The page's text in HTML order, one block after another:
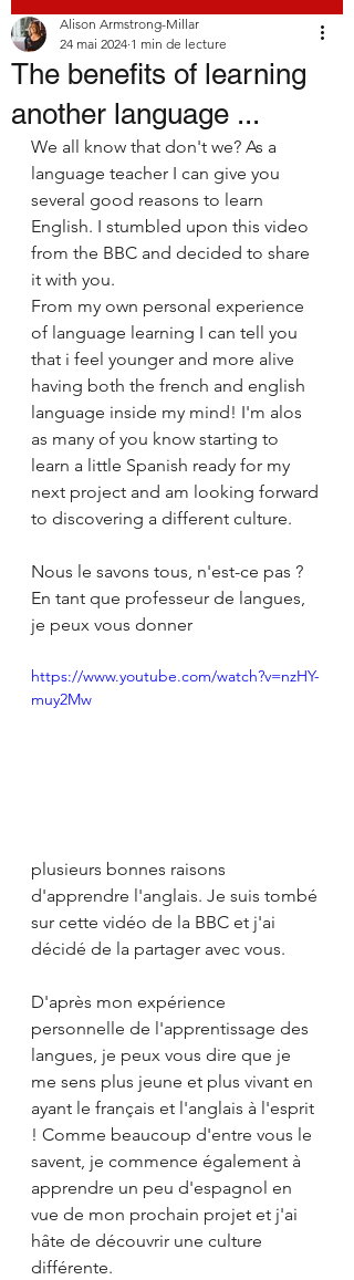
The benefits of learning
another language ...
Alison Armstrong-Millar
24 mai 2024 1 min de lecture
We all know that don't we? As a
language teacher I can give you
several good reasons to learn
English. I stumbled upon this video
from the BBC and decided to share
it with you.
From my own personal experience
of language learning I can tell you
that i feel younger and more alive
having both the french and english
language inside my mind! I'm alos
as many of you know starting to
learn a little Spanish ready for my
next project and am looking forward
to discovering a different culture.
Nous le savons tous, n'est-ce pas ?
En tant que professeur de langues,
je peux vous donner
https://www.youtube.com/watch?v=nzHY-
muy2Mw
plusieurs bonnes raisons
d'apprendre l'anglais. Je suis tombé
sur cette vidéo de la BBC et j'ai
décidé de la partager avec vous.
D'après mon expérience
personnelle de l'apprentissage des
langues, je peux vous dire que je
me sens plus jeune et plus vivant en
ayant le français et l'anglais à l'esprit
! Comme beaucoup d'entre vous le
savent, je commence également à
apprendre un peu d'espagnol en
vue de mon prochain projet et j'ai
hâte de découvrir une culture
différente.